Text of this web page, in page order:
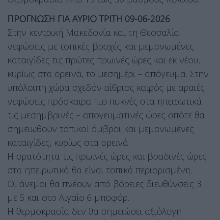
ΠΡΟΓΝΩΣΗ ΓΙΑ ΑΥΡΙΟ ΤΡΙΤΗ 09-06-2026
Στην κεντρική Μακεδονία και τη Θεσσαλία
νεφώσεις με τοπικές βροχές και μεμονωμένες
καταιγίδες τις πρώτες πρωινές ώρες και εκ νέου,
κυρίως στα ορεινά, το μεσημέρι – απόγευμα. Στην
υπόλοιπη χώρα σχεδόν αίθριος καιρός με αραιές
νεφώσεις πρόσκαιρα πιο πυκνές στα ηπειρωτικά
τις μεσημβρινές – απογευματινές ώρες οπότε θα
σημειωθούν τοπικοί όμβροι και μεμονωμένες
καταιγίδες, κυρίως στα ορεινά.
Η ορατότητα τις πρωινές ώρες και βραδινές ώρες
στα ηπειρωτικά θα είναι τοπικά περιορισμένη.
Οι άνεμοι θα πνέουν από βόρειες διευθύνσεις 3
με 5 και στο Αιγαίο 6 μποφόρ.
Η θερμοκρασία δεν θα σημειώσει αξιόλογη